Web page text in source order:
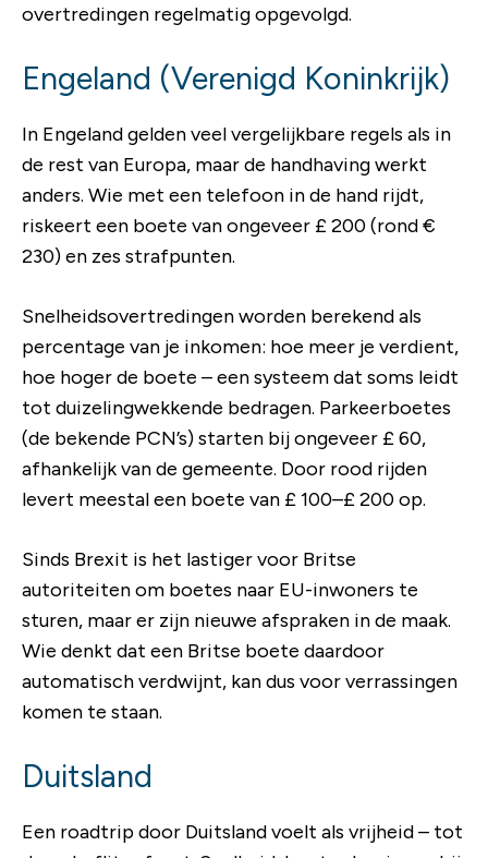
overtredingen regelmatig opgevolgd.
Engeland (Verenigd Koninkrijk)
In Engeland gelden veel vergelijkbare regels als in
de rest van Europa, maar de handhaving werkt
anders. Wie met een telefoon in de hand rijdt,
riskeert een boete van ongeveer £ 200 (rond €
230) en zes strafpunten.
Snelheidsovertredingen worden berekend als
percentage van je inkomen: hoe meer je verdient,
hoe hoger de boete – een systeem dat soms leidt
tot duizelingwekkende bedragen. Parkeerboetes
(de bekende PCN’s) starten bij ongeveer £ 60,
afhankelijk van de gemeente. Door rood rijden
levert meestal een boete van £ 100–£ 200 op.
Sinds Brexit is het lastiger voor Britse
autoriteiten om boetes naar EU-inwoners te
sturen, maar er zijn nieuwe afspraken in de maak.
Wie denkt dat een Britse boete daardoor
automatisch verdwijnt, kan dus voor verrassingen
komen te staan.
Duitsland
Een roadtrip door Duitsland voelt als vrijheid – tot